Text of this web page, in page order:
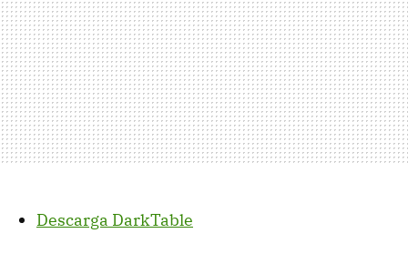
Descarga DarkTable